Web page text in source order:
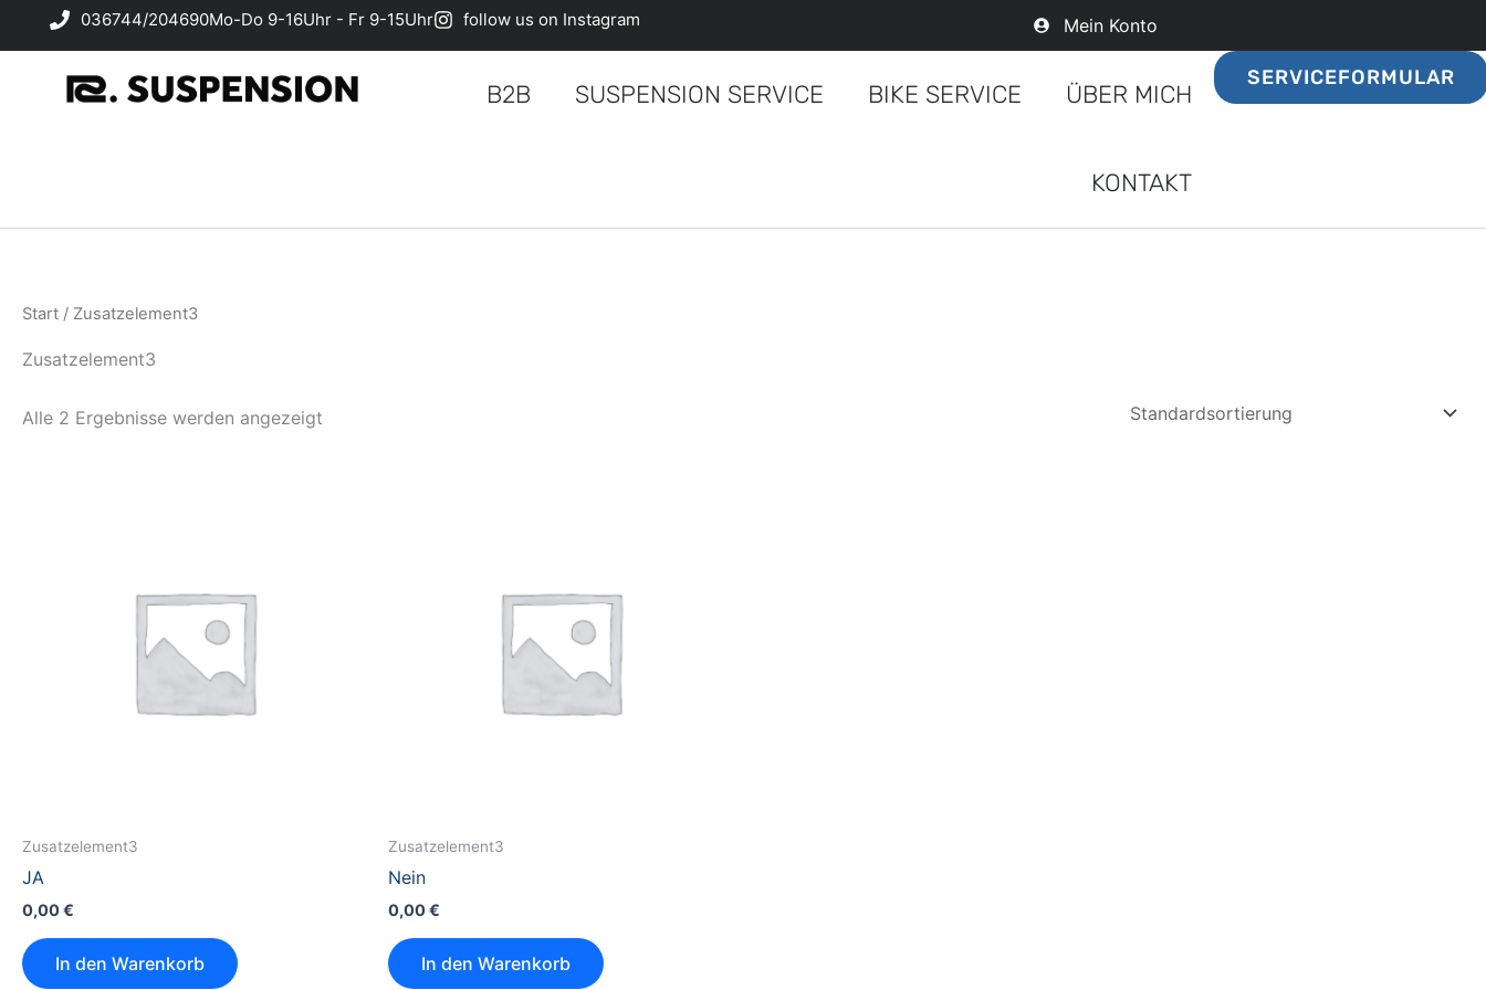
springen
036744/204690Mo-Do 9-16Uhr - Fr 9-15Uhr follow us on Instagram Mein Konto
B2B SUSPENSION SERVICE BIKE SERVICE ÜBER MICH
KONTAKT
SERVICEFORMULAR
Start / Zusatzelement3
Zusatzelement3
Alle 2 Ergebnisse werden angezeigt
Zusatzelement3
JA
0,00€
In den Warenkorb
Zusatzelement3
Nein
0,00€
In den Warenkorb